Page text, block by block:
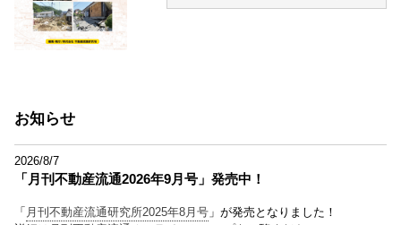
お知らせ
2026/8/7
「月刊不動産流通2026年9月号」発売中！
「 月刊不動産流通研究所2025年8月号 」が発売となりました！